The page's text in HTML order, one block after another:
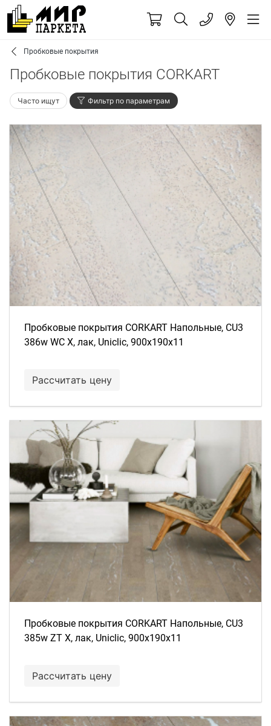
Пробковые покрытия
Пробковые покрытия CORKART
Часто ищут Фильтр по параметрам
Пробковые покрытия CORKART Напольные, CU3
386w WC X, лак, Uniclic, 900x190x11
Рассчитать цену
Пробковые покрытия CORKART Напольные, CU3
385w ZT X, лак, Uniclic, 900x190x11
Рассчитать цену